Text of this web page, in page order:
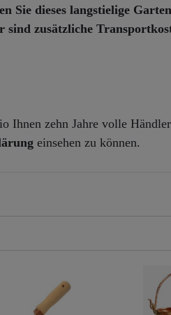
Sie dieses langstielige
sind zusätzliche
Ihnen zehn Jahre volle
einsehen zu können.